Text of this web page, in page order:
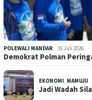
POLEWALI MANDAR 31 Juli 2026
Demokrat Polman
EKONOMI, MAMUJU
Jadi Wadah